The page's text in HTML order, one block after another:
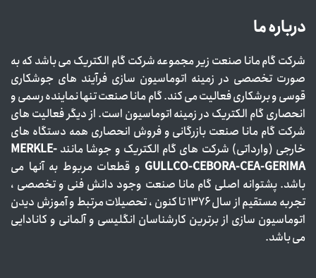
درباره ما
شرکت گام مانا صنعت زیر مجموعه شرکت گام الکتریک می باشد که به
صورت تخصصی در زمینه اتوماسیون سازی فرآیند های جوشکاری
قوسی و برشکاری فعالیت می کند. گام مانا صنعت تنها نماینده رسمی و
انحصاری گام الکتریک در زمینه اتوماسیون است. از دیگر فعالیت های
شرکت گام مانا صنعت بازرگانی و فروش انحصاری همه دستگاه های
خارجی (وارداتی) شرکت های گام الکتریک و جوشا مانند MERKLE-
GULLCO-CEBORA-CEA-GERIMA و قطعات مربوط به آنها می
باشد. پشتوانه اصلی گام مانا صنعت وجود دانش فنی و تخصصی ،
تجربه مستقیم از سال ۱۳۷۶ تا کنون ، تحصیلات مرتبط و آموزش دیدن
اتوماسیون سازی از برترین کارشناسان انگلیسی و آلمانی و کانادایی
می باشد.